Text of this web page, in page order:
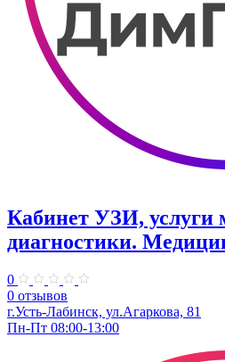
Кабинет УЗИ, услуги
диагностики.
0
0 отзывов
г.Усть-Лабинск, ул.Агаркова, 81
Пн-Пт 08:00-13:00